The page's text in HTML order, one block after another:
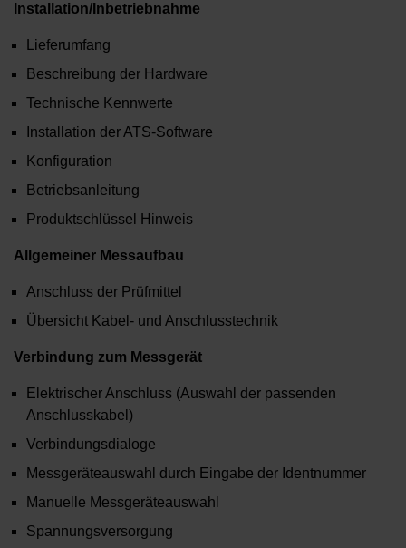
Installation/Inbetriebnahme
Lieferumfang
Beschreibung der Hardware
Technische Kennwerte
Installation der ATS-Software
Konfiguration
Betriebsanleitung
Produktschlüssel Hinweis
Allgemeiner Messaufbau
Anschluss der Prüfmittel
Übersicht Kabel- und Anschlusstechnik
Verbindung zum Messgerät
Elektrischer Anschluss (Auswahl der passenden
Anschlusskabel)
Verbindungsdialoge
Messgeräteauswahl durch Eingabe der Identnummer
Manuelle Messgeräteauswahl
Spannungsversorgung